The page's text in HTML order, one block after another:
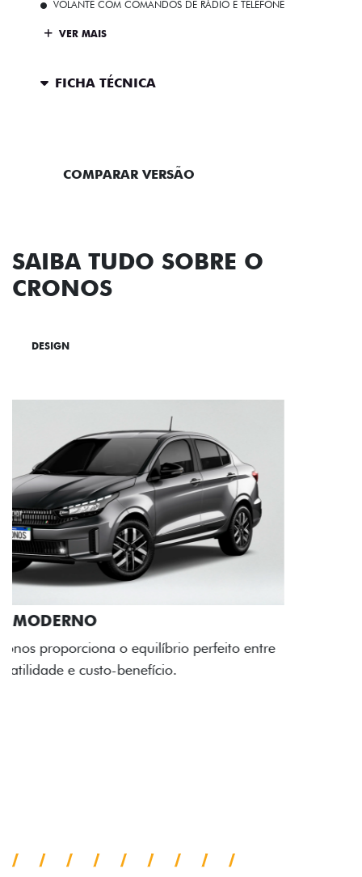
VOLANTE COM COMANDOS DE RÁDIO E TELEFONE
VER MAIS
FICHA TÉCNICA
COMPARAR VERSÃO
SAIBA TUDO SOBRE O
CRONOS
DESIGN
RODAS DE LIGA-LEVE
As rodas de liga leve com desenho dinâmico e
acabamento diamantado elevam o estilo do Fiat